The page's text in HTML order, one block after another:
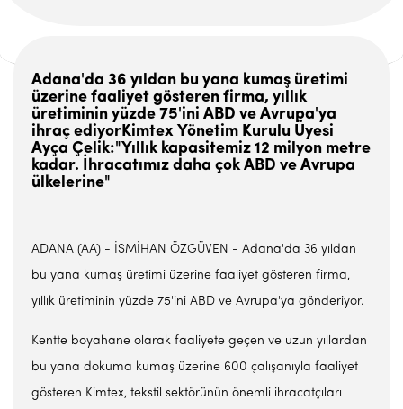
Adana'da 36 yıldan bu yana kumaş üretimi
üzerine faaliyet gösteren firma, yıllık
üretiminin yüzde 75'ini ABD ve Avrupa'ya
ihraç ediyorKimtex Yönetim Kurulu Üyesi
Ayça Çelik:"Yıllık kapasitemiz 12 milyon metre
kadar. İhracatımız daha çok ABD ve Avrupa
ülkelerine"
ADANA (AA) - İSMİHAN ÖZGÜVEN - Adana'da 36 yıldan
bu yana kumaş üretimi üzerine faaliyet gösteren firma,
yıllık üretiminin yüzde 75'ini ABD ve Avrupa'ya gönderiyor.
Kentte boyahane olarak faaliyete geçen ve uzun yıllardan
bu yana dokuma kumaş üzerine 600 çalışanıyla faaliyet
gösteren Kimtex, tekstil sektörünün önemli ihracatçıları